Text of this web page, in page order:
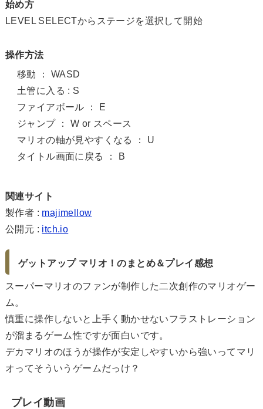
始め方
LEVEL SELECTからステージを選択して開始
操作方法
移動 ： WASD
土管に入る : S
ファイアボール ： E
ジャンプ ： W or スペース
マリオの軸が見やすくなる ： U
タイトル画面に戻る ： B
関連サイト
製作者 : majimellow
公開元 : itch.io
ゲットアップ マリオ！のまとめ＆プレイ感想
スーパーマリオのファンが制作した二次創作のマリオゲー
ム。
慎重に操作しないと上手く動かせないフラストレーション
が溜まるゲーム性ですが面白いです。
デカマリオのほうが操作が安定しやすいから強いってマリ
オってそういうゲームだっけ？
プレイ動画